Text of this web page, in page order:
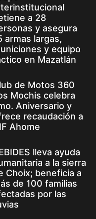
a 28
y asegura
armas largas,
y equipo
en Mazatlán
de Motos 360
Mochis celebra
Aniversario y
recaudación a
Ahome
lleva ayuda
a la sierra
Choix; beneficia a
de 100 familias
por las